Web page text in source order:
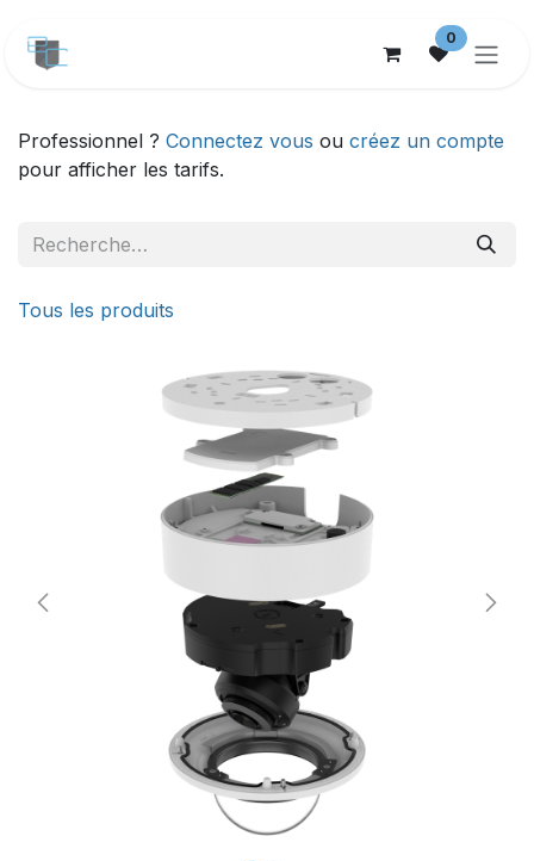
0
Professionnel ? Connectez vous ou créez un compte
pour afficher les tarifs.
Tous les produits